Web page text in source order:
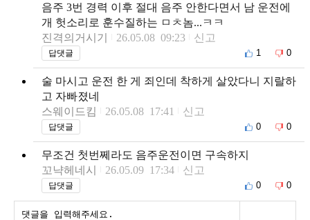
음주 3번 경력 이후 절대 음주 안한다면서 남 운전에
개 헛소리로 훈수질하는 ㅁㅊ놈...ㅋㅋ
진격의거시기
26.05.08 09:23 신고
답댓글 1 0
술 마시고 운전 한 게 죄인데 착하게 살았다니 지랄하
고 자빠졌네
스웨이드킴
26.05.08 17:41 신고
답댓글 0 0
무조건 첫번쩨라도 음주운전이면 구속하지
꼬냑헤네시
26.05.09 17:34 신고
답댓글 0 0